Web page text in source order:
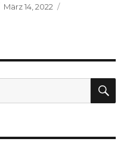
Veröffentlicht
März 14, 2022